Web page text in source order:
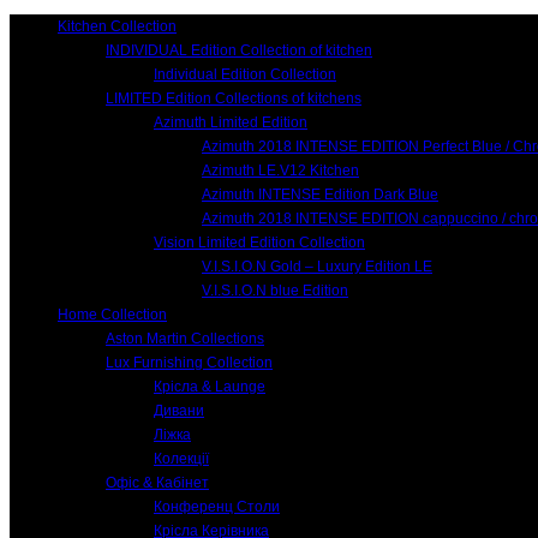
Kitchen Collection
INDIVIDUAL Edition Collection of kitchen
Individual Edition Collection
LIMITED Edition Collections of kitchens
Azimuth Limited Edition
Azimuth 2018 INTENSE EDITION Perfect Blue /
Azimuth LE.V12 Kitchen
Azimuth INTENSE Edition Dark Blue
Azimuth 2018 INTENSE EDITION cappuccino /
Vision Limited Edition Collection
V.I.S.I.O.N Gold – Luxury Edition LE
V.I.S.I.O.N blue Edition
Home Collection
Aston Martin Collections
Lux Furnishing Collection
Крісла & Launge
Дивани
Ліжка
Колекції
Офіс & Кабінет
Конференц Столи
Крісла Керівника